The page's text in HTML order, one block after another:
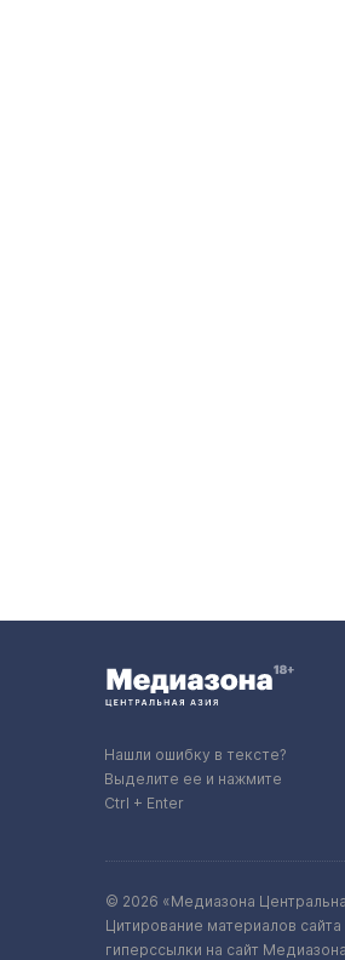
Нашли ошибку в тексте?
Выделите ее и нажмите
Ctrl + Enter
© 2026 «Медиазона
Цитирование материалов
гиперссылки на сайт